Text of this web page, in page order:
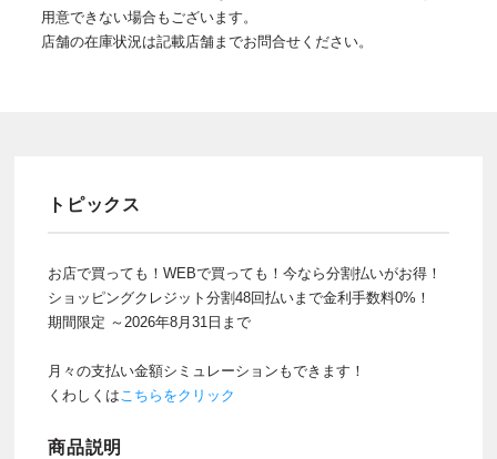
用意できない場合もございます。
店舗の在庫状況は記載店舗までお問合せください。
トピックス
お店で買っても！WEBで買っても！今なら分割払いがお得！
ショッピングクレジット分割48回払いまで金利手数料0%！
期間限定 ～2026年8月31日まで
月々の支払い金額シミュレーションもできます！
くわしくはこちらをクリック
商品説明